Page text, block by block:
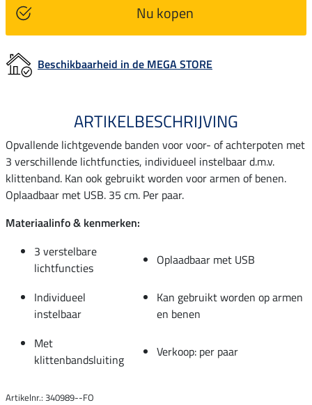
Nu kopen
Beschikbaarheid in de MEGA STORE
ARTIKELBESCHRIJVING
Opvallende lichtgevende banden voor voor- of achterpoten met
3 verschillende lichtfuncties, individueel instelbaar d.m.v.
klittenband. Kan ook gebruikt worden voor armen of benen.
Oplaadbaar met USB. 35 cm. Per paar.
Materiaalinfo & kenmerken:
3 verstelbare
lichtfuncties
Oplaadbaar met USB
Individueel
instelbaar
Kan gebruikt worden op armen
en benen
Met
klittenbandsluiting
Verkoop: per paar
Artikelnr.: 340989--FO